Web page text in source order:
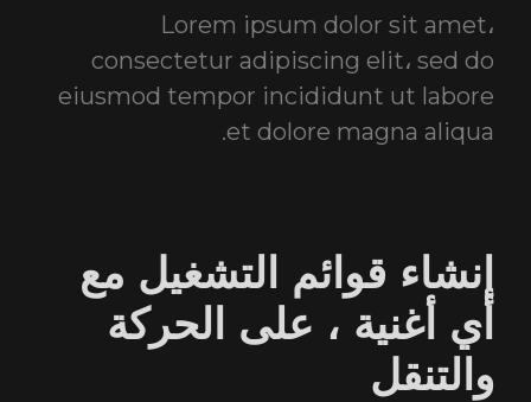
Lorem ipsum dolor sit amet،
consectetur adipiscing elit، sed do
eiusmod tempor incididunt ut labore
et dolore magna aliqua.
إنشاء قوائم التشغيل مع
أي أغنية ، على الحركة
والتنقل